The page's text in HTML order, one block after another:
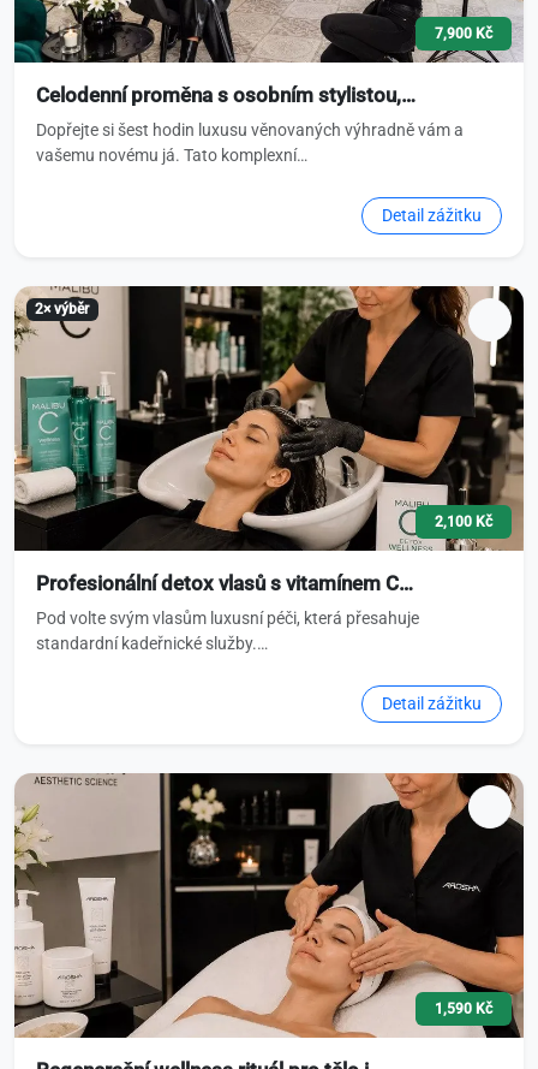
7,900 Kč
Celodenní proměna s osobním stylistou,…
Dopřejte si šest hodin luxusu věnovaných výhradně vám a
vašemu novému já. Tato komplexní…
Detail zážitku
2× výběr
2,100 Kč
Profesionální detox vlasů s vitamínem C…
Pod volte svým vlasům luxusní péči, která přesahuje
standardní kadeřnické služby.…
Detail zážitku
1,590 Kč